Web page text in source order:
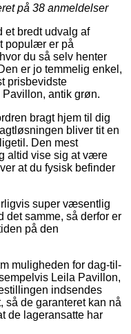
på 38 anmeldelser
et bredt udvalg af
populær er på
du så selv henter
er jo temmelig enkel,
prisbevidste
antik grøn.
bragt hjem til dig
bliver tit en
Den mest
altid vise sig at være
at du fysisk befinder
super væsentlig
det samme, så derfor er
på den
muligheden for dag-til-
Leila Pavillon,
indsendes
de garanteret kan nå
de lageransatte har